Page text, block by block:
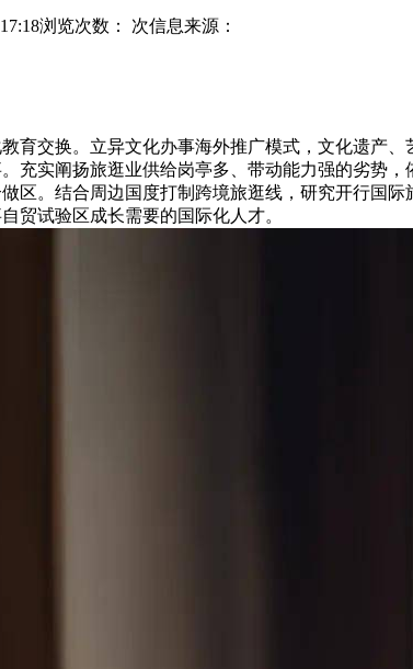
浏览次数： 次信息来源：
交换。立异文化办事海外推广模式，文化遗产、
充实阐扬旅逛业供给岗亭多、带动能力强的劣势
区。结合周边国度打制跨境旅逛线，研究开行国
贸试验区成长需要的国际化人才。